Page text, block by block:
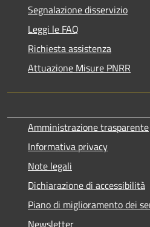
Segnalazione disservizio
Leggi le FAQ
Richiesta assistenza
Attuazione Misure PNRR
Amministrazione trasparente
Informativa privacy
Note legali
Dichiarazione di accessibilità
Piano di miglioramento dei
Newsletter